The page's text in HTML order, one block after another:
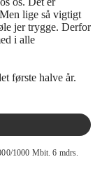
lige så vigtigt
jer trygge. Derfor
i alle
første halve år.
1000 Mbit. 6 mdrs.